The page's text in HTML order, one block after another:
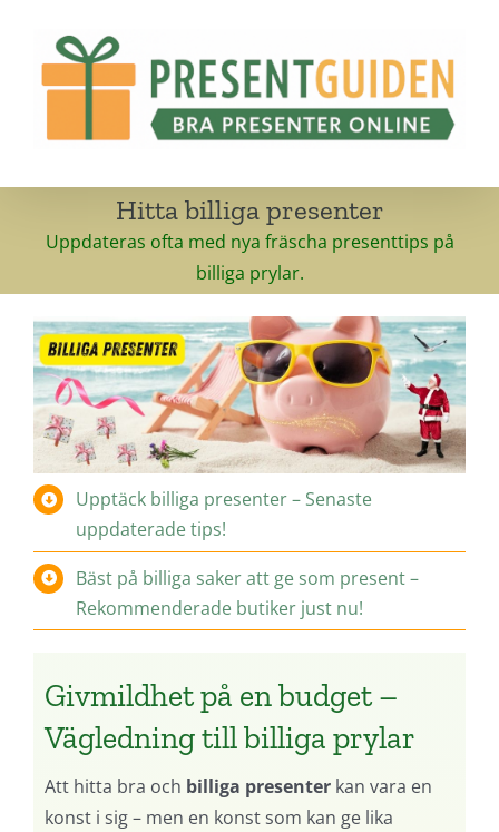
Hitta billiga presenter
Uppdateras ofta med nya fräscha presenttips på
billiga prylar.
Upptäck billiga presenter – Senaste
uppdaterade tips!
Bäst på billiga saker att ge som present –
Rekommenderade butiker just nu!
Givmildhet på en budget –
Vägledning till billiga prylar
Att hitta bra och billiga presenterkan vara en
konst i sig – men en konst som kan ge lika